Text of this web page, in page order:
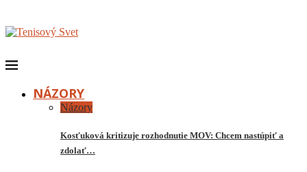
NÁZORY
Názory
Kosťuková kritizuje rozhodnutie MOV: Chcem nastúpiť a
zdolať…